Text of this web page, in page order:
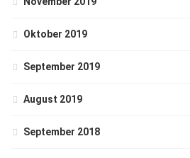
Oktober 2019
September 2019
August 2019
September 2018